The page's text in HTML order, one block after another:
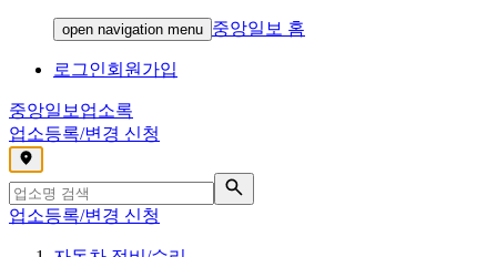
open navigation menu 중앙일보 홈
로그인회원가입
중앙일보 업소록
업소등록/변경 신청
,
업소등록/변경 신청